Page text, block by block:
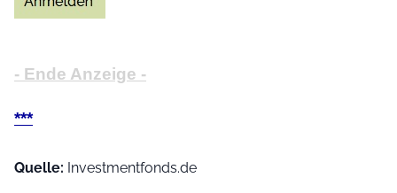
- Ende Anzeige -
***
Quelle: Investmentfonds.de